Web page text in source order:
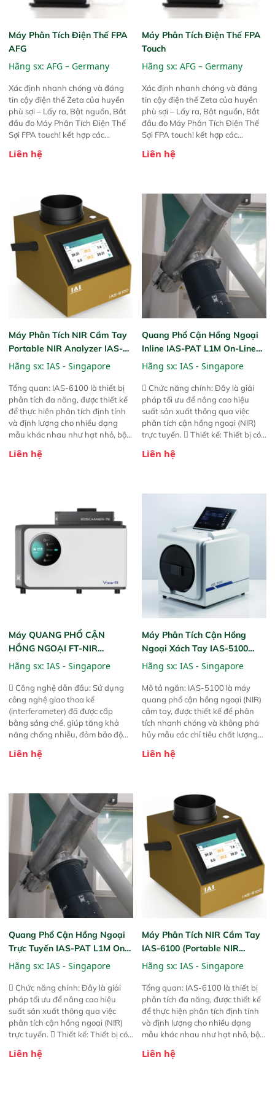
Máy Phân Tích Điện Thế FPA
AFG
Hãng sx: AFG – Germany
Xác định nhanh chóng và đáng
tin cậy điện thế Zeta của huyền
phù sợi – Lấy ra, Bật nguồn, Bắt
đầu đo Máy Phân Tích Điện Thế
Sợi FPA touch! kết hợp các
được chứng minh với sự đơn giản
trước đó. Nhưng so với các phiên
bản trước, FPA touch! nhỏ hơn và
nhẹ hơn đáng kể, đồng thời được
nâng cấp với các tính năng mới.
Liên hệ
Máy Phân Tích Điện Thế FPA
Touch
Hãng sx: AFG – Germany
Xác định nhanh chóng và đáng
tin cậy điện thế Zeta của huyền
phù sợi – Lấy ra, Bật nguồn, Bắt
đầu đo Máy Phân Tích Điện Thế
Sợi FPA touch! kết hợp các
được chứng minh với sự đơn giản
trước đó. Nhưng so với các phiên
bản trước, FPA touch! nhỏ hơn và
nhẹ hơn đáng kể, đồng thời được
nâng cấp với các tính năng mới.
Liên hệ
Máy Phân Tích NIR Cầm Tay
Portable NIR Analyzer IAS-
6100
Hãng sx: IAS - Singapore
Tổng quan: IAS-6100 là thiết bị
phân tích đa năng, được thiết kế
để thực hiện phân tích định tính
và định lượng cho nhiều dạng
mẫu khác nhau như hạt nhỏ, bột,
này cho phép bất kỳ ai cũng có
thức ăn chăn nuôi, nguyên liệu
thực phẩm, nông sản,..
Liên hệ
Quang Phổ Cận Hồng Ngoại
Inline IAS-PAT L1M On-Line
NIR
Hãng sx: IAS - Singapore
 Chức năng chính: Đây là giải
pháp tối ưu để nâng cao hiệu
suất sản xuất thông qua việc
phân tích cận hồng ngoại (NIR)
trực tuyến.  Thiết kế: Thiết bị có
hỗ trợ tản nhiệt tăng cường và đã
năng theo dõi thông số theo thời
gian thực và trực quan hóa dữ
liệu để tăng chỉ số ROI cho doanh
Liên hệ
Máy QUANG PHỔ CẬN
HỒNG NGOẠI FT-NIR
Analyzer Vista-R
Hãng sx: IAS - Singapore
 Công nghệ dẫn đầu: Sử dụng
công nghệ giao thoa kế
(interferometer) đã được cấp
bằng sáng chế, giúp tăng khả
năng chống nhiễu, đảm bảo độ
Phạm vi ứng dụng rộng: Đáp ứng
ngành công nghiệp khác nhau. 
Độ nhạy cao: Trang bị đầu dò
InGaAs độ nhạy cao, cung cấp
phản hồi phổ tuyến tính đầy đủ,
đảm bảo độ chính xác và khả
năng lặp lại tối ưu.
Liên hệ
Máy Phân Tích Cận Hồng
Ngoại Xách Tay IAS-5100
(Portable NIR Analyzer)
Hãng sx: IAS - Singapore
Mô tả ngắn: IAS-5100 là máy
quang phổ cận hồng ngoại (NIR)
cầm tay, được thiết kế để phân
tích nhanh chóng và không phá
hủy mẫu các chỉ tiêu chất lượng
Thiết bị linh hoạt cho nhiều kịch
trực tiếp ngoài đồng ruộng.
Liên hệ
Quang Phổ Cận Hồng Ngoại
Trực Tuyến IAS-PAT L1M On-
Line NIR
Hãng sx: IAS - Singapore
 Chức năng chính: Đây là giải
pháp tối ưu để nâng cao hiệu
suất sản xuất thông qua việc
phân tích cận hồng ngoại (NIR)
trực tuyến.  Thiết kế: Thiết bị có
hỗ trợ tản nhiệt tăng cường và đã
Liên hệ
Máy Phân Tích NIR Cầm Tay
IAS-6100 (Portable NIR
Analyzer)
Hãng sx: IAS - Singapore
Tổng quan: IAS-6100 là thiết bị
phân tích đa năng, được thiết kế
để thực hiện phân tích định tính
và định lượng cho nhiều dạng
mẫu khác nhau như hạt nhỏ, bột,
này cho phép bất kỳ ai cũng có
Liên hệ